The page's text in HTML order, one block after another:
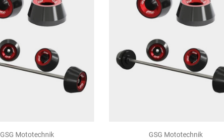
GSG Mototechnik
GSG Mototechnik